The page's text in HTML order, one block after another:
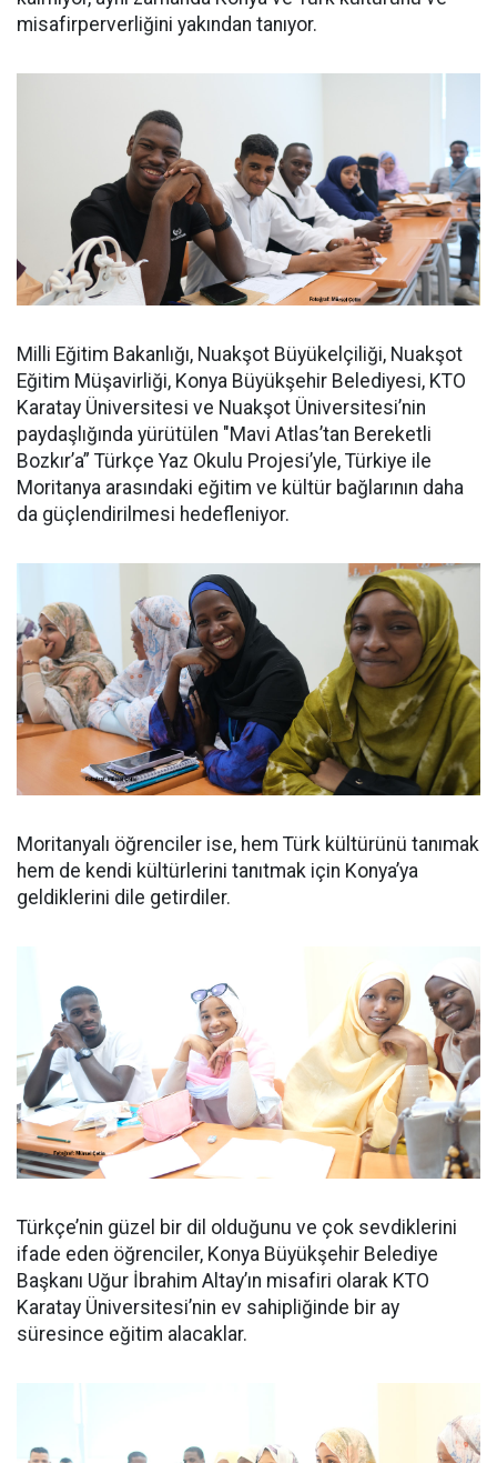
misafirperverliğini yakından tanıyor.
Milli Eğitim Bakanlığı, Nuakşot Büyükelçiliği, Nuakşot
Eğitim Müşavirliği, Konya Büyükşehir Belediyesi, KTO
Karatay Üniversitesi ve Nuakşot Üniversitesi’nin
paydaşlığında yürütülen "Mavi Atlas’tan Bereketli
Bozkır’a” Türkçe Yaz Okulu Projesi’yle, Türkiye ile
Moritanya arasındaki eğitim ve kültür bağlarının daha
da güçlendirilmesi hedefleniyor.
Moritanyalı öğrenciler ise, hem Türk kültürünü tanımak
hem de kendi kültürlerini tanıtmak için Konya’ya
geldiklerini dile getirdiler.
Türkçe’nin güzel bir dil olduğunu ve çok sevdiklerini
ifade eden öğrenciler, Konya Büyükşehir Belediye
Başkanı Uğur İbrahim Altay’ın misafiri olarak KTO
Karatay Üniversitesi’nin ev sahipliğinde bir ay
süresince eğitim alacaklar.